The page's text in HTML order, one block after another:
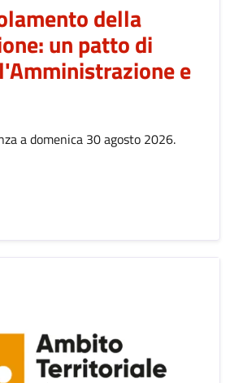
della
un patto di
e
a domenica 30 agosto 2026.
REGOLAMENTO DELLA